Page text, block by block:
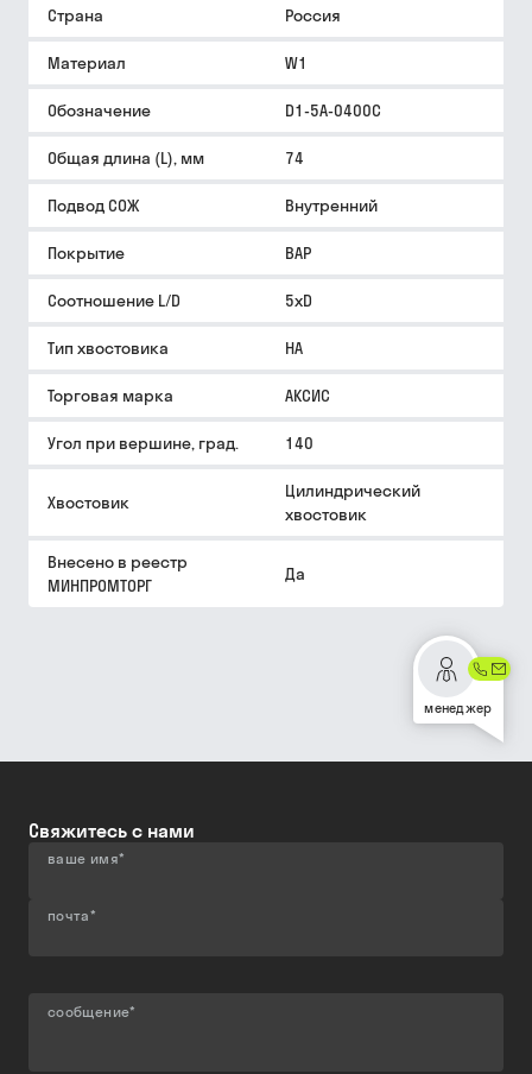
Страна Россия
Материал W1
Обозначение D1-5A-0400C
Общая длина (L), мм 74
Подвод СОЖ Внутренний
Покрытие BAP
Соотношение L/D 5xD
Тип хвостовика HA
Торговая марка АКСИС
Угол при вершине, град. 140
Хвостовик
Цилиндрический
хвостовик
Внесено в реестр
МИНПРОМТОРГ
Да
менеджер
Свяжитесь с нами
ваше имя*
почта*
сообщение*